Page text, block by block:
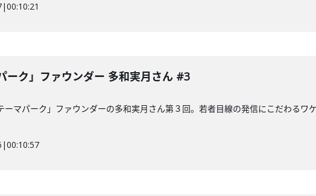
|00:10:21
ーク」ファウンダー 多和実月さん #3
ーマパーク」ファウンダーの多和実月さん第３回。若者目線の発信にこだわるワ
|00:10:57